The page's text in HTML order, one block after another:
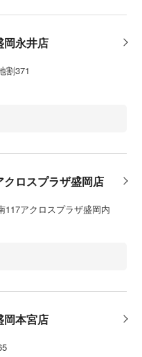
岡永井店
割371
クロスプラザ盛岡店
117アクロスプラザ盛岡内
岡本宮店